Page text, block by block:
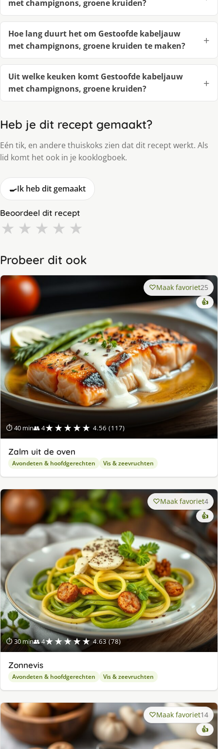
met champignons, groene kruiden?
Hoe lang duurt het om Gestoofde kabeljauw
met champignons, groene kruiden te maken?
Uit welke keuken komt Gestoofde kabeljauw
met champignons, groene kruiden?
Heb je dit recept gemaakt?
Eén tik, en andere thuiskoks zien dat dit recept werkt. Als
lid komt het ook in je kooklogboek.
🍳Ik heb dit gemaakt
Beoordeel dit recept
★ ★ ★ ★ ★
Probeer dit ook
⏱ 40 min👥 4★★★★★ 4.56 (117)
Maak favoriet25
👍
Zalm uit de oven
Avondeten & hoofdgerechten Vis & zeevruchten
⏱ 30 min👥 4★★★★★ 4.63 (78)
Maak favoriet4
👍
Zonnevis
Avondeten & hoofdgerechten Vis & zeevruchten
Maak favoriet14
👍